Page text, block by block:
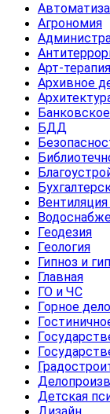
Агрономия
Арт-терапия
Архивное
БДД
Геодезия
Геология
Гипноз и
Главная
ГО и ЧС
Горное дело
Детская